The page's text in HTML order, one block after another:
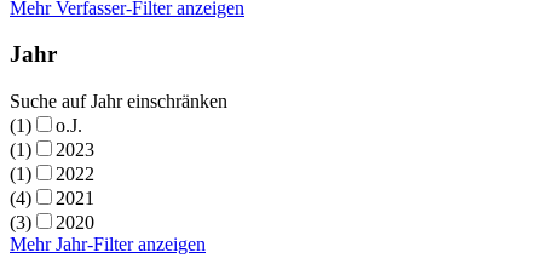
Mehr Verfasser-Filter anzeigen
Jahr
Suche auf Jahr einschränken
(1)
o.J.
(1)
2023
(1)
2022
(4)
2021
(3)
2020
Mehr Jahr-Filter anzeigen